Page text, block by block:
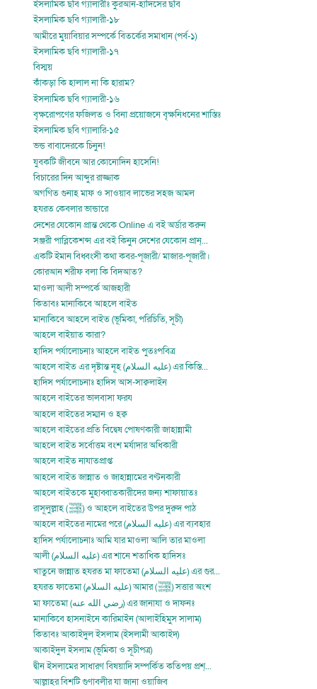
ইসলামিক ছবি গ্যালারীঃ কুরআন-হাদিসের ছবি
ইসলামিক ছবি গ্যালারী-১৮
আমীরে মুয়াবিয়ার সম্পর্কে বিতর্কের সমাধান (পর্ব-১)
ইসলামিক ছবি গ্যালারী-১৭
বিস্ময়
কাঁকড়া কি হালাল না কি হারাম?
ইসলামিক ছবি গ্যালারী-১৬
বৃক্ষরোপণের ফজিলত ও বিনা প্রয়োজনে বৃক্ষনিধনের শাস্তিঃ
ইসলামিক ছবি গ্যালারি-১৫
ভন্ড বাবাদেরকে চিনুন!
যুবকটি জীবনে আর কোনোদিন হাসেনি!
বিচারের দিন আব্দুর রাজ্জাক
অগণিত গুনাহ মাফ ও সাওয়াব লাভের সহজ আমল
হযরত কেবলার ভান্ডারে
দেশের যেকোন প্রান্ত থেকে Online এ বই অর্ডার করুন
সঞ্জরী পাব্লিকেশন্স এর বই কিনুন দেশের যেকোন প্রান্...
একটি ইমান বিধ্বংসী কথা কবর-পূজারী/ মাজার-পূজারী।
কোরআন শরীফ বলা কি বিদআত?
মাওলা আলী সম্পর্কে আজহারী
কিতাবঃ মানাকিবে আহলে বাইত
মানাকিবে আহলে বাইত (ভূমিকা, পরিচিতি, সূচী)
আহলে বাইয়াত কারা?
হাদিস পর্যালোচনাঃ আহলে বাইত পুতঃপবিত্র
আহলে বাইত এর দৃষ্টান্ত নূহ (عليه السلام) এর কিস্তি...
হাদিস পর্যালোচনাঃ হাদিস আস-সাক্বলাইন
আহলে বাইতের ভালবাসা ফরয
আহলে বাইতের সম্মান ও হক্ব
আহলে বাইতের প্রতি বিদ্বেষ পােষণকারী জাহান্নামী
আহলে বাইত সর্বোত্তম বংশ মর্যাদার অধিকারী
আহলে বাইত নাযাতপ্রাপ্ত
আহলে বাইত জান্নাত ও জাহান্নামের বণ্টনকারী
আহলে বাইতকে মুহাব্বাতকারীদের জন্য শাফায়াতঃ
রাসূলুল্লাহ (ﷺ) ও আহলে বাইতের উপর দুরুদ পাঠ
আহলে বাইতের নামের পরে (عليه السلام) এর ব্যবহার
হাদিস পর্যালোচনাঃ আমি যার মাওলা আলি তার মাওলা
আলী (عليه السلام) এর শানে শতাধিক হাদিসঃ
খাতুনে জান্নাত হযরত মা ফাতেমা (عليه السلام) এর গুর...
হযরত ফাতেমা (عليه السلام) আমার (ﷺ) সত্তার অংশ
মা ফাতেমা (رضي الله عنه) এর জানাযা ও দাফনঃ
মানাকিবে হাসনাইনে কারিমাইন (আলাইহিমুস সালাম)
কিতাবঃ আকাইদুল ইসলাম (ইসলামী আকাইদ)
আকাইদুল ইসলাম (ভূমিকা ও সূচীপত্র)
দ্বীন ইসলামের সাধারণ বিষয়াদি সম্পর্কিত কতিপয় প্রশ্...
আল্লাহর বিশটি গুণাবলীর যা জানা ওয়াজিব